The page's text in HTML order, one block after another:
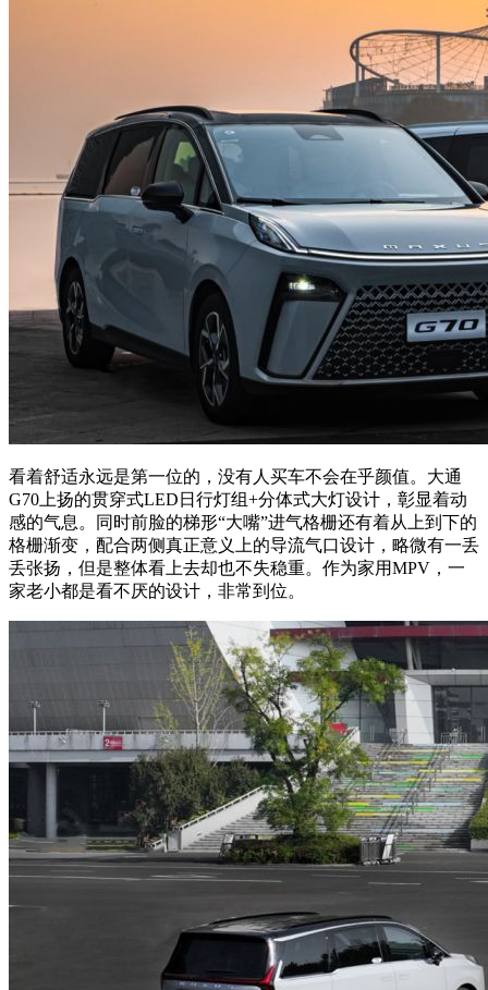
看着舒适永远是第一位的，没有人买车不会在乎颜值。大通
G70上扬的贯穿式LED日行灯组+分体式大灯设计，彰显着动
感的气息。同时前脸的梯形“大嘴”进气格栅还有着从上到下的
格栅渐变，配合两侧真正意义上的导流气口设计，略微有一丢
丢张扬，但是整体看上去却也不失稳重。作为家用MPV，一
家老小都是看不厌的设计，非常到位。